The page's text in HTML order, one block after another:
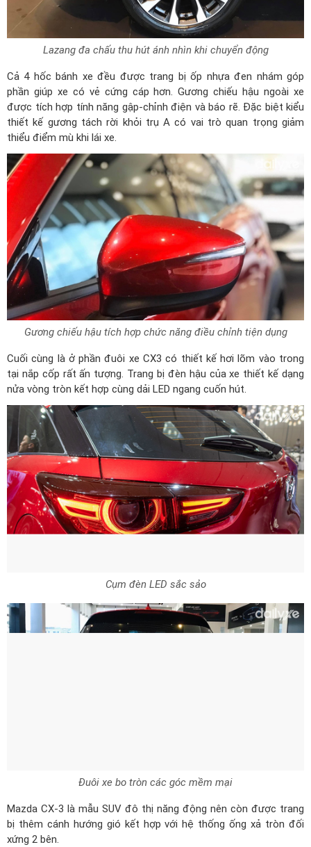
Lazang đa chấu thu hút ánh nhìn khi chuyển động
Cả 4 hốc bánh xe đều được trang bị ốp nhựa đen nhám góp
phần giúp xe có vẻ cứng cáp hơn. Gương chiếu hậu ngoài xe
được tích hợp tính năng gập-chỉnh điện và báo rẽ. Đặc biệt kiểu
thiết kế gương tách rời khỏi trụ A có vai trò quan trọng giảm
thiểu điểm mù khi lái xe.
Gương chiếu hậu tích hợp chức năng điều chỉnh tiện dụng
Cuối cùng là ở phần đuôi xe CX3 có thiết kế hơi lõm vào trong
tại nắp cốp rất ấn tượng. Trang bị đèn hậu của xe thiết kế dạng
nửa vòng tròn kết hợp cùng dải LED ngang cuốn hút.
Cụm đèn LED sắc sảo
Đuôi xe bo tròn các góc mềm mại
Mazda CX-3 là mẫu SUV đô thị năng động nên còn được trang
bị thêm cánh hướng gió kết hợp với hệ thống ống xả tròn đối
xứng 2 bên.